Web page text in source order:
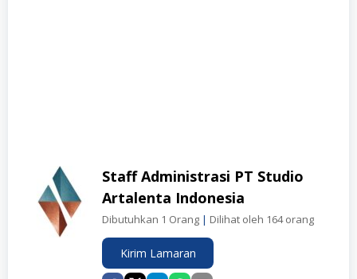
Staff Administrasi PT Studio
Artalenta Indonesia
Dibutuhkan 1 Orang | Dilihat oleh 164 orang
Kirim Lamaran